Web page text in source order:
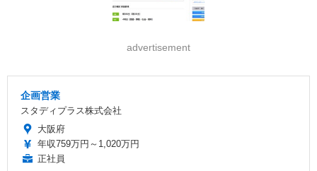
advertisement
企画営業
スタディプラス株式会社
大阪府
年収759万円～1,020万円
正社員